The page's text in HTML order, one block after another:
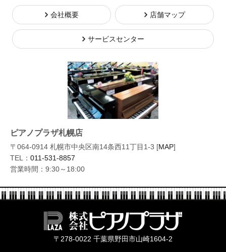
会社概要 店舗マップ
サービスセンター
ピアノプラザ札幌店
〒064-0914 札幌市中央区南14条西11丁目1-3 [MAP]
TEL： 011-531-8857
営業時間：9:30～18:00
〒278-0022 千葉県野田市山崎1604-2